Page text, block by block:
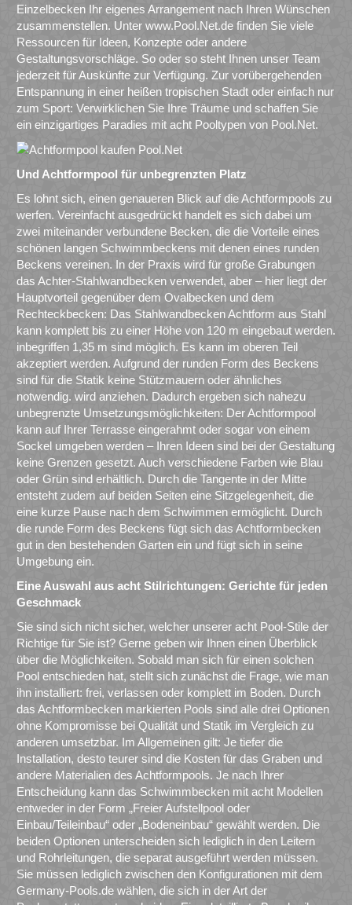
Einzelbecken Ihr eigenes Arrangement nach Ihren Wünschen
zusammenstellen. Unter www.Pool.Net.de finden Sie viele
Ressourcen für Ideen, Konzepte oder andere
Gestaltungsvorschläge. So oder so steht Ihnen unser Team
jederzeit für Auskünfte zur Verfügung. Zur vorübergehenden
Entspannung in einer heißen tropischen Stadt oder einfach nur
zum Sport: Verwirklichen Sie Ihre Träume und schaffen Sie
ein einzigartiges Paradies mit acht Pooltypen von Pool.Net.
Und Achtformpool für unbegrenzten Platz
Es lohnt sich, einen genaueren Blick auf die Achtformpools zu
werfen. Vereinfacht ausgedrückt handelt es sich dabei um
zwei miteinander verbundene Becken, die die Vorteile eines
schönen langen Schwimmbeckens mit denen eines runden
Beckens vereinen. In der Praxis wird für große Grabungen
das Achter-Stahlwandbecken verwendet, aber – hier liegt der
Hauptvorteil gegenüber dem Ovalbecken und dem
Rechteckbecken: Das Stahlwandbecken Achtform aus Stahl
kann komplett bis zu einer Höhe von 120 m eingebaut werden.
inbegriffen 1,35 m sind möglich. Es kann im oberen Teil
akzeptiert werden. Aufgrund der runden Form des Beckens
sind für die Statik keine Stützmauern oder ähnliches
notwendig. wird anziehen. Dadurch ergeben sich nahezu
unbegrenzte Umsetzungsmöglichkeiten: Der Achtformpool
kann auf Ihrer Terrasse eingerahmt oder sogar von einem
Sockel umgeben werden – Ihren Ideen sind bei der Gestaltung
keine Grenzen gesetzt. Auch verschiedene Farben wie Blau
oder Grün sind erhältlich. Durch die Tangente in der Mitte
entsteht zudem auf beiden Seiten eine Sitzgelegenheit, die
eine kurze Pause nach dem Schwimmen ermöglicht. Durch
die runde Form des Beckens fügt sich das Achtformbecken
gut in den bestehenden Garten ein und fügt sich in seine
Umgebung ein.
Eine Auswahl aus acht Stilrichtungen: Gerichte für jeden
Geschmack
Sie sind sich nicht sicher, welcher unserer acht Pool-Stile der
Richtige für Sie ist? Gerne geben wir Ihnen einen Überblick
über die Möglichkeiten. Sobald man sich für einen solchen
Pool entschieden hat, stellt sich zunächst die Frage, wie man
ihn installiert: frei, verlassen oder komplett im Boden. Durch
das Achtformbecken markierten Pools sind alle drei Optionen
ohne Kompromisse bei Qualität und Statik im Vergleich zu
anderen umsetzbar. Im Allgemeinen gilt: Je tiefer die
Installation, desto teurer sind die Kosten für das Graben und
andere Materialien des Achtformpools. Je nach Ihrer
Entscheidung kann das Schwimmbecken mit acht Modellen
entweder in der Form „Freier Aufstellpool oder
Einbau/Teileinbau“ oder „Bodeneinbau“ gewählt werden. Die
beiden Optionen unterscheiden sich lediglich in den Leitern
und Rohrleitungen, die separat ausgeführt werden müssen.
Sie müssen lediglich zwischen den Konfigurationen mit dem
Germany-Pools.de wählen, die sich in der Art der